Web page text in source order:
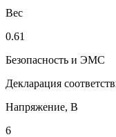
Вес
0.61
Безопасность и ЭМС
Декларация
Напряжение, В
6